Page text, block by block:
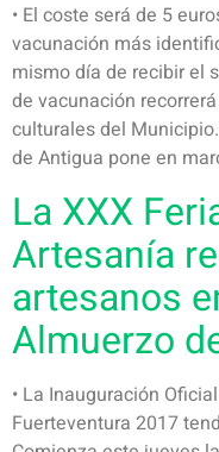
• El coste será de 5
vacunación más
mismo día de recibir el
de vacunación
culturales del
de Antigua pone en
La XXX
Artesanía
artesanos
Almuerzo
• La Inauguración
Fuerteventura 2017